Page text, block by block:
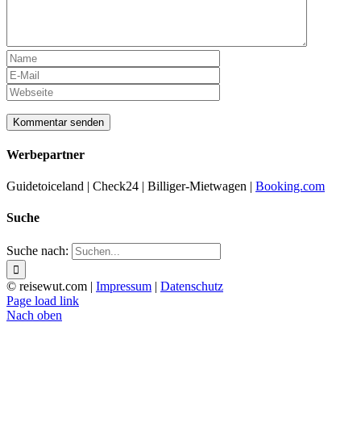
Werbepartner
Guidetoiceland | Check24 | Billiger-Mietwagen | Booking.com
Suche
Suche nach:
© reisewut.com | Impressum | Datenschutz
Page load link
Nach oben